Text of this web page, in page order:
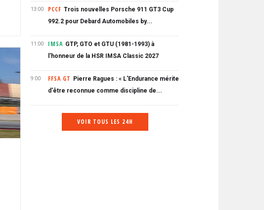
13:00 PCCF Trois nouvelles Porsche 911 GT3 Cup
992.2 pour Debard Automobiles by...
11:00 IMSA GTP, GTO et GTU (1981-1993) à
l'honneur de la HSR IMSA Classic 2027
9:00 FFSA GT Pierre Ragues : « L'Endurance mérite
d'être reconnue comme discipline de...
VOIR TOUS LES 24H